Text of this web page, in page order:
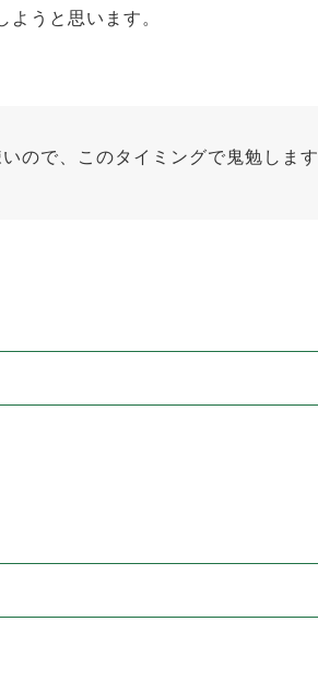
うと思います。
ので、このタイミングで鬼勉します